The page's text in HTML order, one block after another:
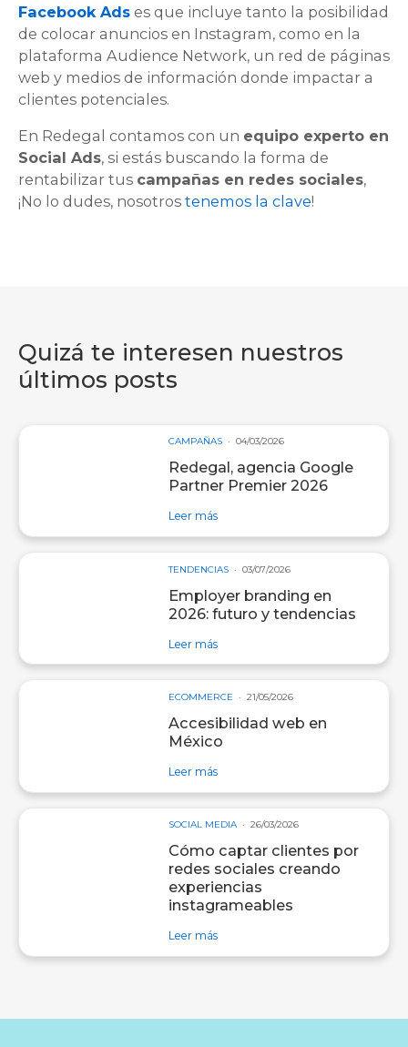
Facebook Ads es que incluye tanto la posibilidad
de colocar anuncios en Instagram, como en la
plataforma Audience Network, un red de páginas
web y medios de información donde impactar a
clientes potenciales.
En Redegal contamos con un equipo experto en
Social Ads, si estás buscando la forma de
rentabilizar tus campañas en redes sociales,
¡No lo dudes, nosotros tenemos la clave!
Quizá te interesen nuestros
últimos posts
CAMPAÑAS 04/03/2026
Redegal, agencia Google
Partner Premier 2026
Leer mássobre entrada Redegal, agencia
TENDENCIAS 03/07/2026
Employer branding en
2026: futuro y tendencias
Leer mássobre entrada Employer branding
ECOMMERCE 21/05/2026
Accesibilidad web en
México
Leer mássobre entrada Accesibilidad web
SOCIAL MEDIA 26/03/2026
Cómo captar clientes por
redes sociales creando
experiencias
instagrameables
Leer mássobre entrada Cómo captar